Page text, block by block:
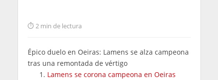
2 min de lectura
Épico duelo en Oeiras: Lamens se alza campeona
tras una remontada de vértigo
Lamens se corona campeona en Oeiras